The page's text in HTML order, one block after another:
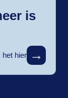
is
het hier →